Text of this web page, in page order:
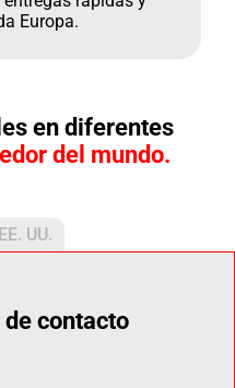
Europa.
en diferentes
del mundo.
EE. UU.
contacto